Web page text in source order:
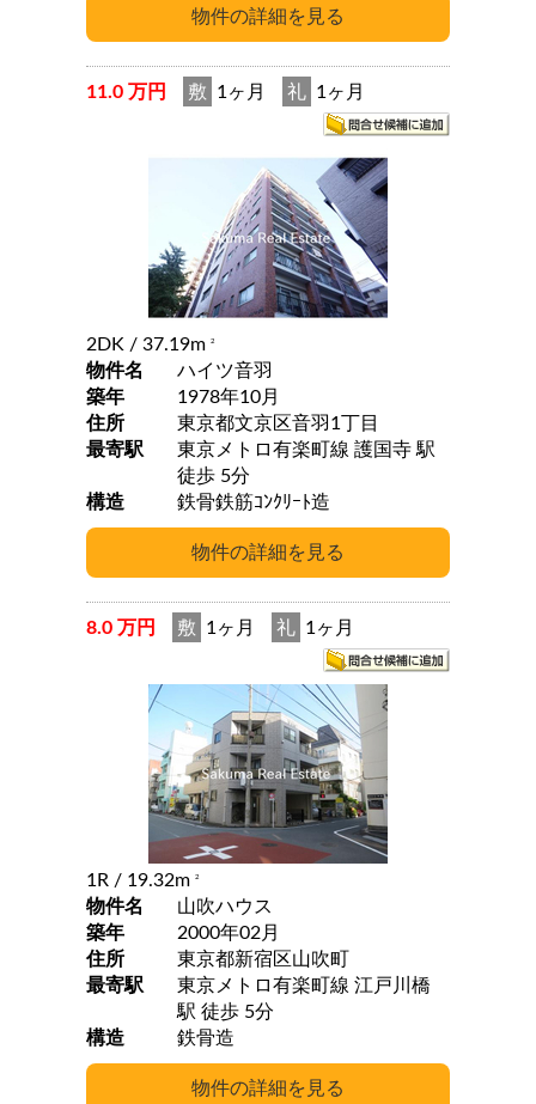
11.0 万円 敷 1ヶ月 礼 1ヶ月
2DK / 37.19m 2
物件名
ハイツ音羽
築年
1978年10月
住所
東京都文京区音羽1丁目
最寄駅
東京メトロ有楽町線 護国寺 駅
徒歩 5分
構造
鉄骨鉄筋ｺﾝｸﾘｰﾄ造
8.0 万円 敷 1ヶ月 礼 1ヶ月
1R / 19.32m 2
物件名
山吹ハウス
築年
2000年02月
住所
東京都新宿区山吹町
最寄駅
東京メトロ有楽町線 江戸川橋
駅 徒歩 5分
構造
鉄骨造